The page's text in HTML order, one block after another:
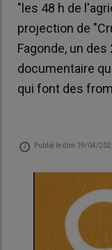
"les 48 h de
projection de
Fagonde, un
documentaire
qui font des
Publié ledim 19/04/